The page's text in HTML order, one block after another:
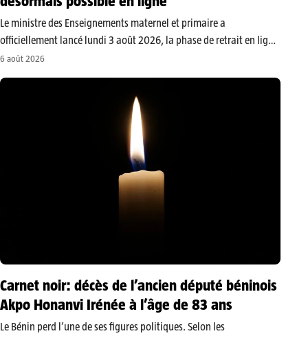
Le ministre des Enseignements maternel et primaire a
officiellement lancé lundi 3 août 2026, la phase de retrait en ligne
des relevés de notes du Certificat d’études primaires (CEP), session
6 août 2026
Carnet noir: décès de l’ancien député béninois
Akpo Honanvi Irénée à l’âge de 83 ans
​Le Bénin perd l’une de ses figures politiques. Selon les